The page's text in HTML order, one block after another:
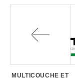
MULTICOUCHE ET